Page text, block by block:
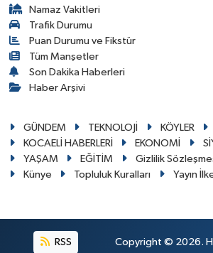
Namaz Vakitleri
Trafik Durumu
Puan Durumu ve Fikstür
Tüm Manşetler
Son Dakika Haberleri
Haber Arşivi
GÜNDEM TEKNOLOJİ KÖYLER
KOCAELİ HABERLERİ
EKONOMİ
YAŞAM
EĞİTİM Gizlilik
Künye
Topluluk Kuralları Yayın
RSS Copyright © 2026.